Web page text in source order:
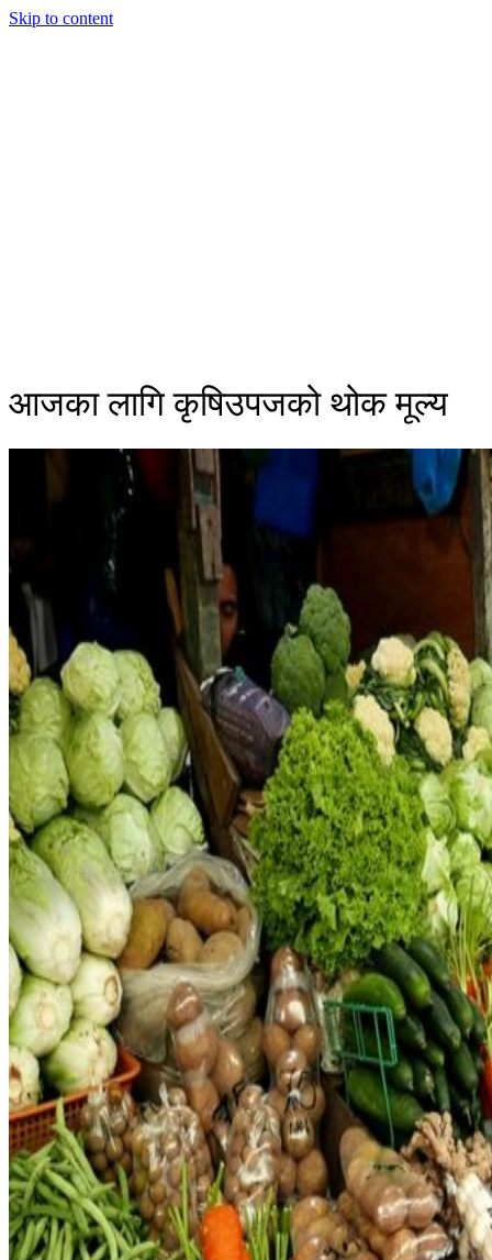
Skip to content
आजका लागि कृषिउपजको थोक मूल्य